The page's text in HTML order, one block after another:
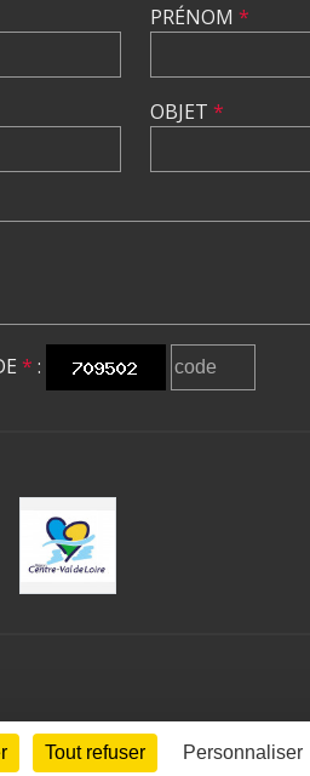
PRÉNOM *
OBJET *
* :
Tout refuser Personnaliser